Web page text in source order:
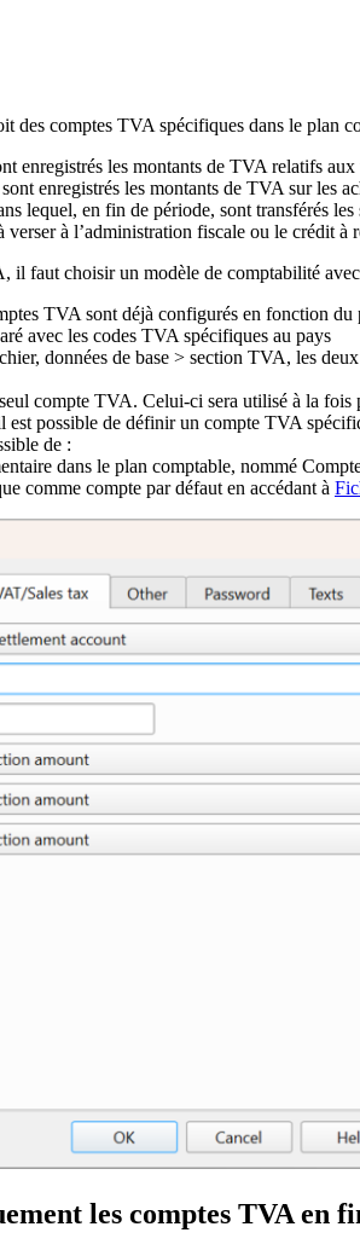
des comptes TVA spécifiques dans le plan
enregistrés les montants de TVA relatifs
enregistrés les montants de TVA sur les
lequel, en fin de période, sont transférés
à l’administration fiscale ou le crédit
faut choisir un modèle de comptabilité
TVA sont déjà configurés en fonction du
avec les codes TVA spécifiques au pays
données de base > section TVA, les
compte TVA. Celui-ci sera utilisé à la
est possible de définir un compte TVA
de :
dans le plan comptable, nommé
comme compte par défaut en accédant à
les comptes TVA en